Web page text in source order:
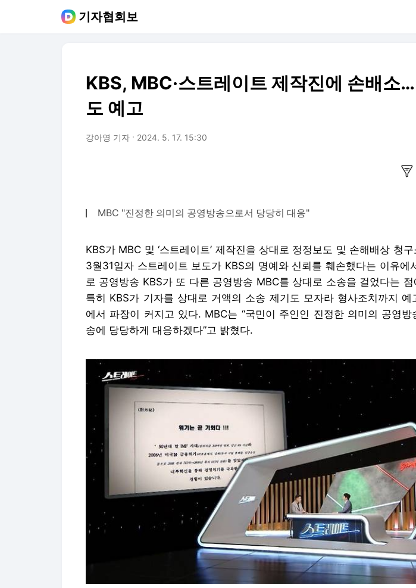
기자협회보
KBS, MBC·스트레이트 제작진에 손배소
도 예고
강아영 기자 2024. 5. 17. 15:30
MBC "진정한 의미의 공영방송으로서 당당히 대응"
KBS가 MBC 및 ‘스트레이트’ 제작진을 상대로 정정보도 및 손해배상 청
3월31일자 스트레이트 보도가 KBS의 명예와 신뢰를 훼손했다는 이유에
로 공영방송 KBS가 또 다른 공영방송 MBC를 상대로 소송을 걸었다는
특히 KBS가 기자를 상대로 거액의 소송 제기도 모자라 형사조치까지 예
에서 파장이 커지고 있다. MBC는 “국민이 주인인 진정한 의미의 공영방
송에 당당하게 대응하겠다”고 밝혔다.